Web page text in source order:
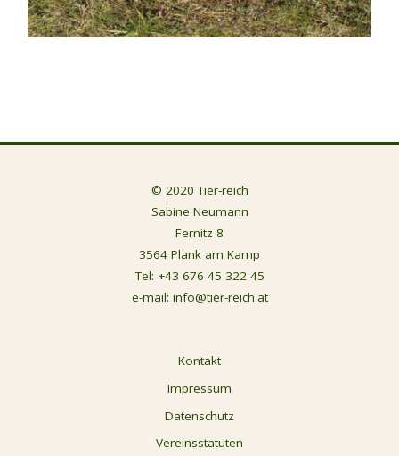
© 2020 Tier-reich
Sabine Neumann
Fernitz 8
3564 Plank am Kamp
Tel: +43 676 45 322 45
e-mail: info@tier-reich.at
Kontakt
Impressum
Datenschutz
Vereinsstatuten